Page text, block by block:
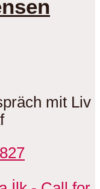
mit Liv